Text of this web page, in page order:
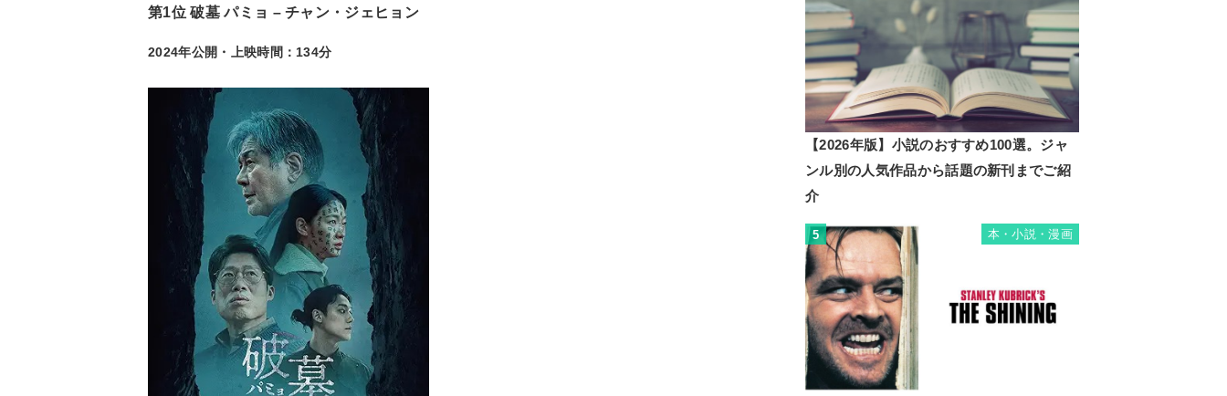
第1位 破墓 パミョ – チャン・ジェヒョン
2024年公開・上映時間：134分
【2026年版】小説のおすすめ100選。ジャ
ンル別の人気作品から話題の新刊までご紹
介
5 本・小説・漫画